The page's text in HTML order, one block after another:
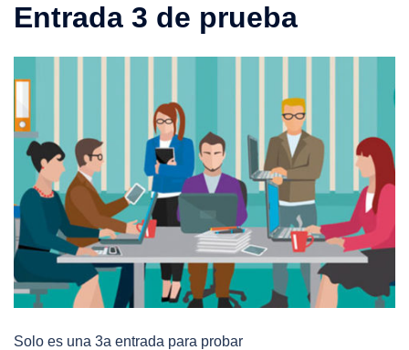
Entrada 3 de prueba
Solo es una 3a entrada para probar